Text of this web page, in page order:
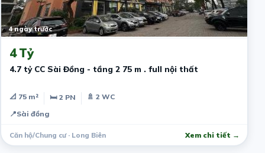
4 ngày trước
4 Tỷ
4.7 tỷ CC Sài Đồng - tầng 2 75 m . full nội thất
📐 75 m² 🛏 2 PN
🚿 2 WC
📍Sài đồng
Căn hộ/Chung cư · Long Biên Xem chi tiết →